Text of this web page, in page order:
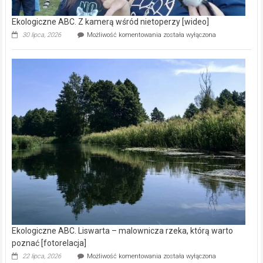
Ekologiczne ABC. Z kamerą wśród nietoperzy [wideo]
30 lipca, 2026 Możliwość komentowania Ekologiczne
kamerą
wśród
została wyłączona
Ekologiczne ABC. Liswarta – malownicza rzeka, którą warto
poznać [fotorelacja]
22 lipca, 2026 Możliwość komentowania Ekologiczne
została wyłączona